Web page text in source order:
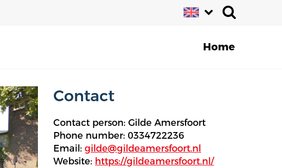
Home
Contact
Contact person: Gilde Amersfoort
Phone number: 0334722236
Email:gilde@gildeamersfoort.nl
Website: https://gildeamersfoort.nl/